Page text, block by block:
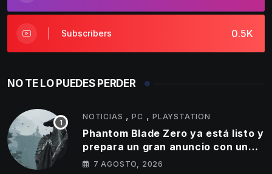
0.5K
Subscribers
NO TE LO PUEDES PERDER
NOTICIAS ,PC ,PLAYSTATION
Phantom Blade Zero ya está listo y
prepara un gran anuncio con un
tráiler de 11 minutos
7 AGOSTO, 2026